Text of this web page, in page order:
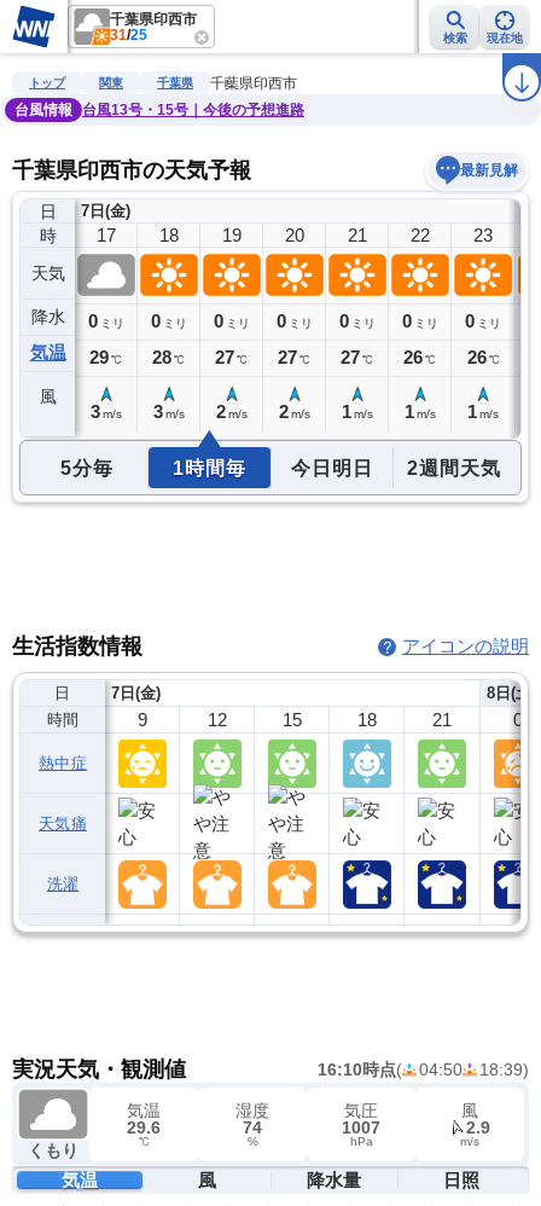
千葉県印西市
31/25 検索 現在地
雨雲レーダー 台風情報 地震情報 ラ
トップ 関東 千葉県
千葉県印西市
台風情報
台風13号・15号｜今後の予想進路
千葉県印西市の天気予報 最新見解
日
時
天気
降水
気温
風
7日(金)
16
0ミリ
30℃
17
0 ミリ
29℃
3 m/s
18
0 ミリ
28℃
3 m/s
19
0 ミリ
27℃
2 m/s
20
0 ミリ
27℃
2 m/s
21
0 ミリ
27℃
1 m/s
22
0 ミリ
26℃
1 m/s
23
0 ミリ
26 ℃
1m/s
5分毎 1時間毎 今日明日 2週間天気
生活指数情報 アイコンの説明
日
時間
熱中症
天気痛
洗濯
7日(金)
9 12 15 18 21
8日(土)
0
実況天気・観測値 16:10時点( 04:50 18:39)
くもり
気温
29.6
℃
湿度
74
%
気圧
1007
hPa
風
2.9
m/s
気温 風 降水量 日照